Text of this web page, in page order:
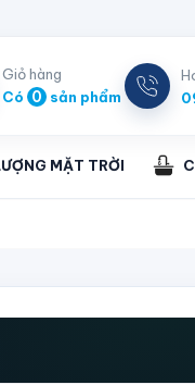
Giỏ hàng
Có 0 sản phẩm
MẶT TRỜI